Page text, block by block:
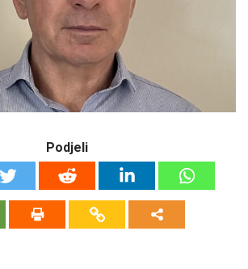
Podjeli